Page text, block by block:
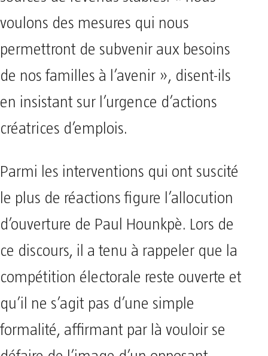
voulons des mesures qui nous
permettront de subvenir aux besoins
de nos familles à l’avenir », disent-ils
en insistant sur l’urgence d’actions
créatrices d’emplois.
Parmi les interventions qui ont suscité
le plus de réactions figure l’allocution
d’ouverture de Paul Hounkpè. Lors de
ce discours, il a tenu à rappeler que la
compétition électorale reste ouverte et
qu’il ne s’agit pas d’une simple
formalité, affirmant par là vouloir se